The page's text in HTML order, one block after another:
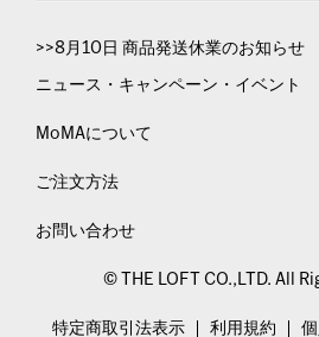
>>8月10日 商品発送休業のお知らせ
ニュース・キャンペーン・イベント
MoMAについて
ご注文方法
お問い合わせ
© THE LOFT CO.,LTD. All
特定商取引法表示 利用規約